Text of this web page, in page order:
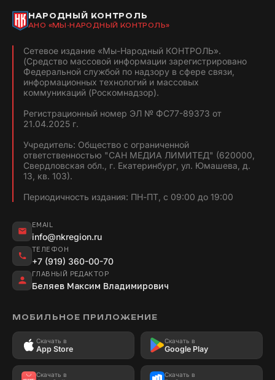
НАРОДНЫЙ КОНТРОЛЬ
АНО «МЫ-НАРОДНЫЙ КОНТРОЛЬ»
Сетевое издание «Мы-Народный КОНТРОЛЬ».
(Средство массовой информации зарегистрировано
Федеральной службой по надзору в сфере связи,
информационных технологий и массовых
коммуникаций (Роскомнадзор).
Регистрационный номер ЭЛ № ФС77-89373 от
21.04.2025 г.
Учредитель: Общество с ограниченной
ответственностью "САН МЕДИА ЛИМИТЕД" (620000,
Свердловская обл., г. Екатеринбург, ул. Юмашева, д.
13, кв. 103).
Периодичность издания: ПН-ПТ, с 09:00 до 19:00
EMAIL
info@nkregion.ru
ТЕЛЕФОН
+7 (919) 360-00-70
ГЛАВНЫЙ РЕДАКТОР
Беляев Максим Владимирович
МОБИЛЬНОЕ ПРИЛОЖЕНИЕ
Скачать в
App Store
Скачать в
Google Play
Скачать в Скачать в